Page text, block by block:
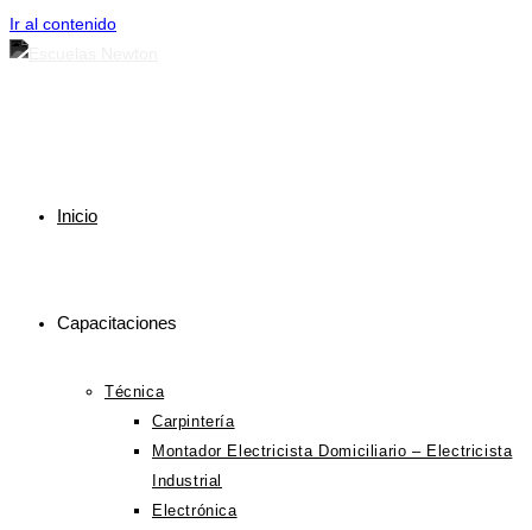
Ir al contenido
Inicio
Capacitaciones
Técnica
Carpintería
Montador Electricista Domiciliario – Electricista
Industrial
Electrónica